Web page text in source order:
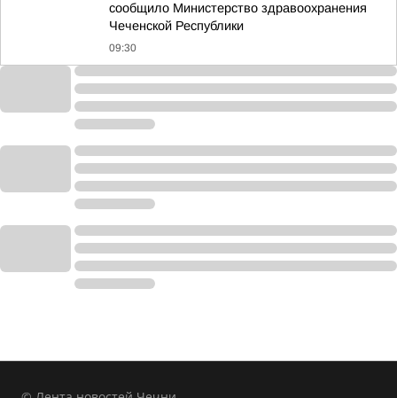
сообщило Министерство здравоохранения
Чеченской Республики
09:30